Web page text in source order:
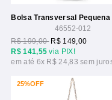
46552-012
R$ 141,55 via PIX!
R$ 199,00 R$ 149,00
6x R$ 24,83
25%OFF